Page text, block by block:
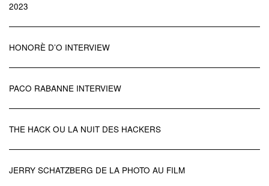
2023
HONORÈ D’O INTERVIEW
PACO RABANNE INTERVIEW
THE HACK OU LA NUIT DES HACKERS
JERRY SCHATZBERG DE LA PHOTO AU FILM